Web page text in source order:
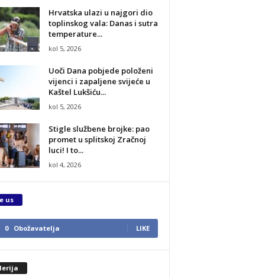
Hrvatska ulazi u najgori dio
toplinskog vala: Danas i sutra
temperature...
kol 5, 2026
Uoči Dana pobjede položeni
vijenci i zapaljene svijeće u
Kaštel Lukšiću...
kol 5, 2026
Stigle službene brojke: pao
promet u splitskoj Zračnoj
luci! I to...
kol 4, 2026
us
0 Obožavatelja LIKE